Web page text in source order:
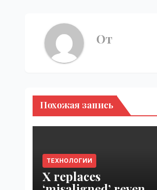
От
Похожая запись
ТЕХНОЛОГИИ
X replaces